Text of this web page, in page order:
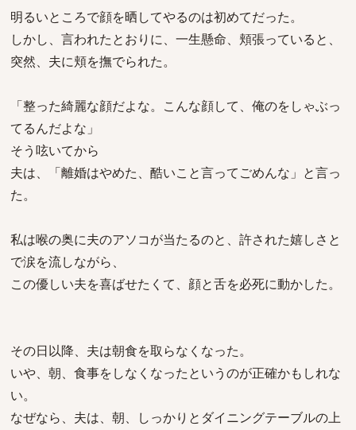
明るいところで顔を晒してやるのは初めてだった。
しかし、言われたとおりに、一生懸命、頬張っていると、
突然、夫に頬を撫でられた。
「整った綺麗な顔だよな。こんな顔して、俺のをしゃぶっ
てるんだよな」
そう呟いてから
夫は、「離婚はやめた、酷いこと言ってごめんな」と言っ
た。
私は喉の奥に夫のアソコが当たるのと、許された嬉しさと
で涙を流しながら、
この優しい夫を喜ばせたくて、顔と舌を必死に動かした。
その日以降、夫は朝食を取らなくなった。
いや、朝、食事をしなくなったというのが正確かもしれな
い。
なぜなら、夫は、朝、しっかりとダイニングテーブルの上